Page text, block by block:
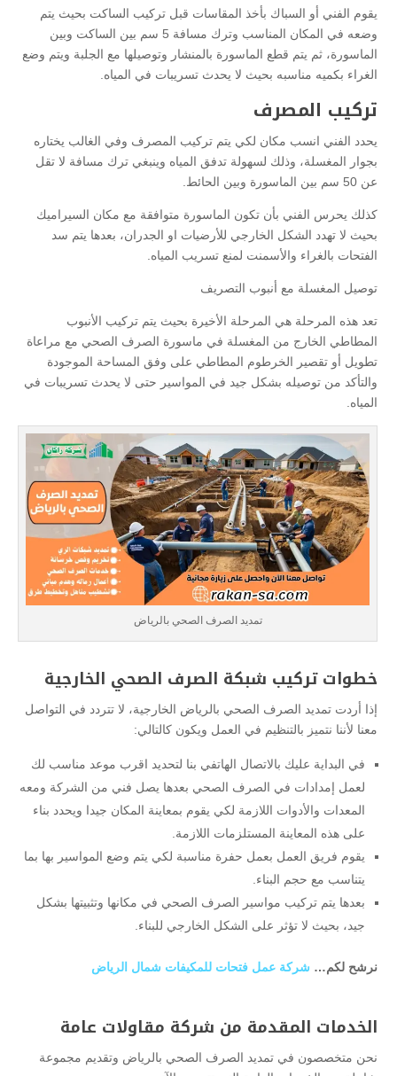
يقوم الفني أو السباك بأخذ المقاسات قبل تركيب الساكت بحيث يتم
وضعه في المكان المناسب وترك مسافة 5 سم بين الساكت وبين
الماسورة، ثم يتم قطع الماسورة بالمنشار وتوصيلها مع الجلبة ويتم وضع
الغراء بكميه مناسبه بحيث لا يحدث تسريبات في المياه.
تركيب المصرف
يحدد الفني انسب مكان لكي يتم تركيب المصرف وفي الغالب يختاره
بجوار المغسلة، وذلك لسهولة تدفق المياه وينبغي ترك مسافة لا تقل
عن 50 سم بين الماسورة وبين الحائط.
كذلك يحرس الفني بأن تكون الماسورة متوافقة مع مكان السيراميك
بحيث لا تهدد الشكل الخارجي للأرضيات او الجدران، بعدها يتم سد
الفتحات بالغراء والأسمنت لمنع تسريب المياه.
توصيل المغسلة مع أنبوب التصريف
تعد هذه المرحلة هي المرحلة الأخيرة بحيث يتم تركيب الأنبوب
المطاطي الخارج من المغسلة في ماسورة الصرف الصحي مع مراعاة
تطويل أو تقصير الخرطوم المطاطي على وفق المساحة الموجودة
والتأكد من توصيله بشكل جيد في المواسير حتى لا يحدث تسريبات في
المياه.
تمديد الصرف الصحي بالرياض
خطوات تركيب شبكة الصرف الصحي الخارجية
إذا أردت تمديد الصرف الصحي بالرياض الخارجية، لا تتردد في التواصل
معنا لأننا نتميز بالتنظيم في العمل ويكون كالتالي:
في البداية عليك بالاتصال الهاتفي بنا لتحديد اقرب موعد مناسب لك
لعمل إمدادات في الصرف الصحي بعدها يصل فني من الشركة ومعه
المعدات والأدوات اللازمة لكي يقوم بمعاينة المكان جيدا ويحدد بناء
على هذه المعاينة المستلزمات اللازمة.
يقوم فريق العمل بعمل حفرة مناسبة لكي يتم وضع المواسير بها بما
يتناسب مع حجم البناء.
بعدها يتم تركيب مواسير الصرف الصحي في مكانها وتثبيتها بشكل
جيد، بحيث لا تؤثر على الشكل الخارجي للبناء.
نرشح لكم… شركة عمل فتحات للمكيفات شمال الرياض
الخدمات المقدمة من شركة مقاولات عامة
نحن متخصصون في تمديد الصرف الصحي بالرياض وتقديم مجموعة